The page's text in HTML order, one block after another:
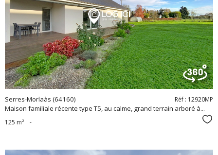
voir le
bien
Serres-Morlaàs (64160)
Maison familiale récente type T5, au calme, grand terrain arboré à...
Réf : 12920MP
125 m² -